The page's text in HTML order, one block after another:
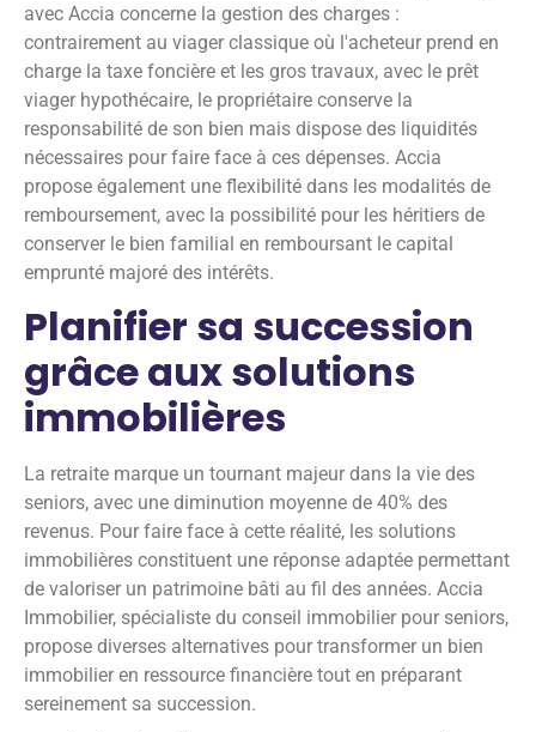
avec Accia concerne la gestion des charges :
contrairement au viager classique où l'acheteur prend en
charge la taxe foncière et les gros travaux, avec le prêt
viager hypothécaire, le propriétaire conserve la
responsabilité de son bien mais dispose des liquidités
nécessaires pour faire face à ces dépenses. Accia
propose également une flexibilité dans les modalités de
remboursement, avec la possibilité pour les héritiers de
conserver le bien familial en remboursant le capital
emprunté majoré des intérêts.
Planifier sa succession
grâce aux solutions
immobilières
La retraite marque un tournant majeur dans la vie des
seniors, avec une diminution moyenne de 40% des
revenus. Pour faire face à cette réalité, les solutions
immobilières constituent une réponse adaptée permettant
de valoriser un patrimoine bâti au fil des années. Accia
Immobilier, spécialiste du conseil immobilier pour seniors,
propose diverses alternatives pour transformer un bien
immobilier en ressource financière tout en préparant
sereinement sa succession.